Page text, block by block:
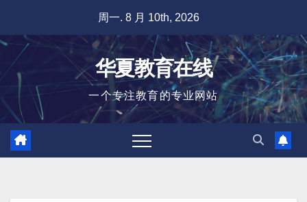
容
周一. 8 月 10th, 2026
华夏教育在线
一个专注教育的专业网站